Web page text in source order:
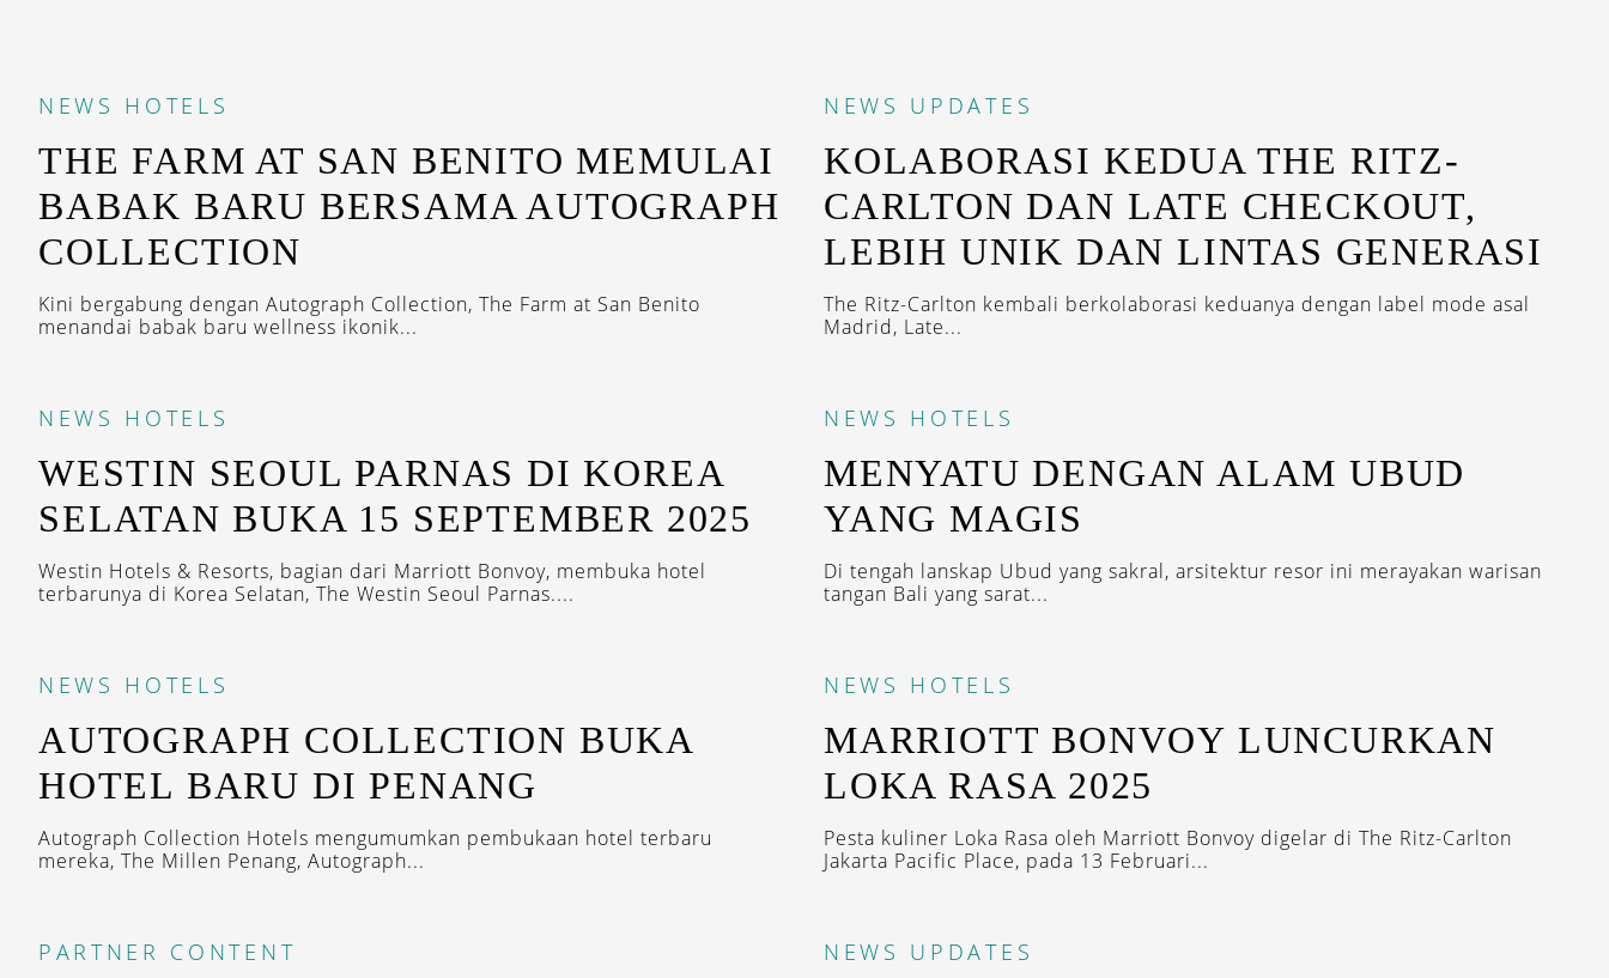
NEWS HOTELS
THE FARM AT SAN BENITO MEMULAI
BABAK BARU BERSAMA AUTOGRAPH
COLLECTION
Kini bergabung dengan Autograph Collection, The Farm at San Benito
menandai babak baru wellness ikonik...
NEWS UPDATES
KOLABORASI KEDUA THE RITZ-
CARLTON DAN LATE CHECKOUT,
LEBIH UNIK DAN LINTAS GENERASI
The Ritz-Carlton kembali berkolaborasi keduanya dengan label mode asal
Madrid, Late...
NEWS HOTELS
WESTIN SEOUL PARNAS DI KOREA
SELATAN BUKA 15 SEPTEMBER 2025
Westin Hotels & Resorts, bagian dari Marriott Bonvoy, membuka hotel
terbarunya di Korea Selatan, The Westin Seoul Parnas....
NEWS HOTELS
MENYATU DENGAN ALAM UBUD
YANG MAGIS
Di tengah lanskap Ubud yang sakral, arsitektur resor ini merayakan warisan
tangan Bali yang sarat...
NEWS HOTELS
AUTOGRAPH COLLECTION BUKA
HOTEL BARU DI PENANG
Autograph Collection Hotels mengumumkan pembukaan hotel terbaru
mereka, The Millen Penang, Autograph...
NEWS HOTELS
MARRIOTT BONVOY LUNCURKAN
LOKA RASA 2025
Pesta kuliner Loka Rasa oleh Marriott Bonvoy digelar di The Ritz-Carlton
Jakarta Pacific Place, pada 13 Februari...
PARTNER CONTENT NEWS UPDATES